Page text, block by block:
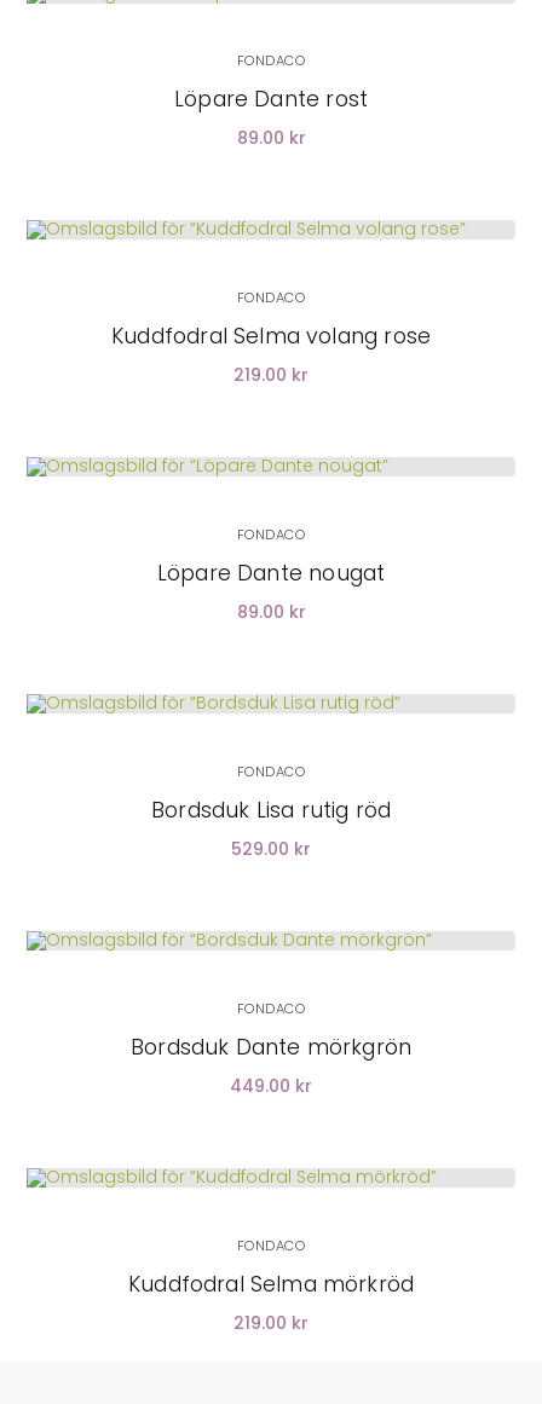
FONDACO
Löpare Dante rost
89.00 kr
LÄGG I VARUKORG
FONDACO
Kuddfodral Selma volang rose
219.00 kr
LÄGG I VARUKORG
FONDACO
Löpare Dante nougat
89.00 kr
LÄGG I VARUKORG
FONDACO
Bordsduk Lisa rutig röd
529.00 kr
FONDACO
Bordsduk Dante mörkgrön
449.00 kr
LÄGG I VARUKORG
FONDACO
Kuddfodral Selma mörkröd
219.00 kr